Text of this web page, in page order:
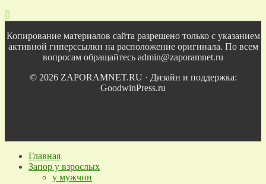
↑
Копирование материалов сайта разрешено только с указанием
активной гиперссылки на расположение оригинала. По всем
вопросам обращайтесь admin@zaporamnet.ru
© 2026 ZAPORAMNET.RU · Дизайн и поддержка:
GoodwinPress.ru
Главная
Запор у взрослых
у мужчин